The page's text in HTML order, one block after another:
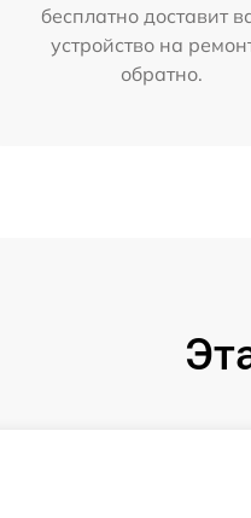
бесплатно доставит
устройство на
обратно.